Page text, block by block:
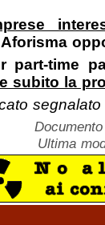
part-time
subito la
Ultima